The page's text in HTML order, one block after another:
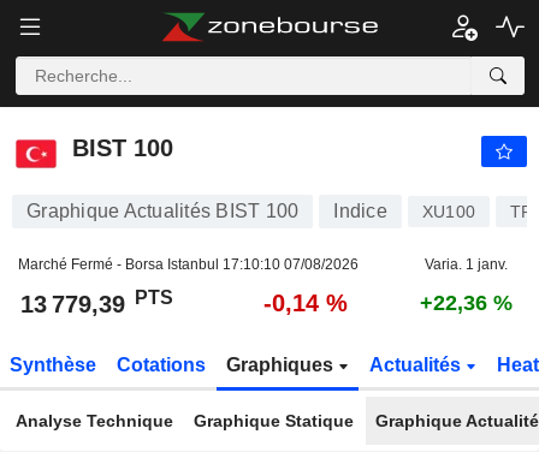
BIST 100
BIST 100
Graphique Actualités BIST 100 Indice XU100
Marché Fermé - Borsa Istanbul 17:10:10 07/08/2026 Varia. 1 janv.
13 779,39 PTS -0,14 % +22,36 %
Synthèse Cotations Graphiques Actualités
Analyse Technique Graphique Statique Graphique